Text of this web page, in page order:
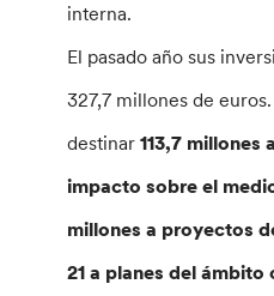
interna.
El pasado año sus
327,7 millones de
destinar113,7 millones
impacto sobre el
millones a proyectos
21 a planes del ámbito